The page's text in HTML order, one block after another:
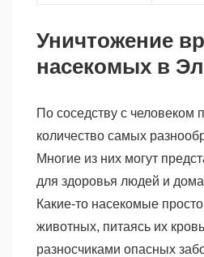
Уничтожение
насекомых в
По соседству с человеком
количество самых
Многие из них могут
для здоровья людей и
Какие-то насекомые
животных, питаясь их
разносчиками опасных